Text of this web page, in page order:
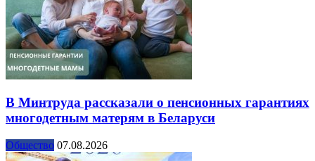
В Минтруда рассказали о пенсионных гарантиях
многодетным матерям в Беларуси
Общество 07.08.2026